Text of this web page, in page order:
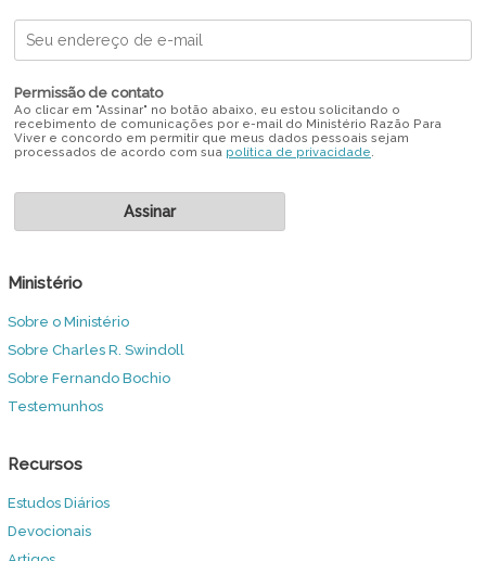
Permissão de contato
Ao clicar em "Assinar" no botão abaixo, eu estou solicitando o
recebimento de comunicações por e-mail do Ministério Razão Para
Viver e concordo em permitir que meus dados pessoais sejam
processados de acordo com sua política de privacidade.
Ministério
Sobre o Ministério
Sobre Charles R. Swindoll
Sobre Fernando Bochio
Testemunhos
Recursos
Estudos Diários
Devocionais